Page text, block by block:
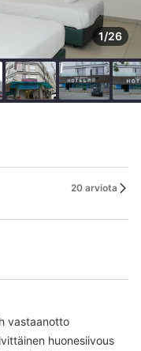
1/26
20 arviota
vastaanotto
huonesiivous